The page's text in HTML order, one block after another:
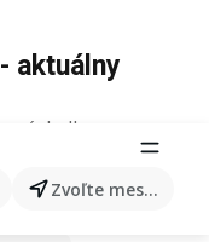
Zvoľte mesto
aktuálny
Lidl
Nintendo Switch